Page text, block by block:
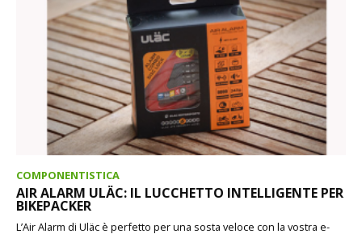
COMPONENTISTICA
AIR ALARM ULÄC: IL LUCCHETTO INTELLIGENTE PER
BIKEPACKER
L’Air Alarm di Uläc è perfetto per una sosta veloce con la vostra e-